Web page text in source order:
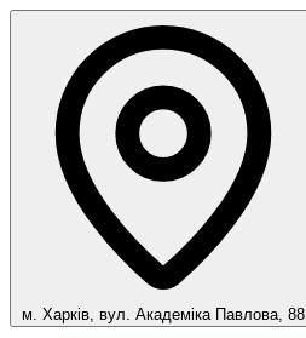
м. Харків, вул. Академіка Павлова, 88